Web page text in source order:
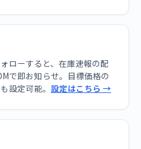
ローすると、在庫速報の配
で即お知らせ。目標価格の
設定可能。 設定はこちら →